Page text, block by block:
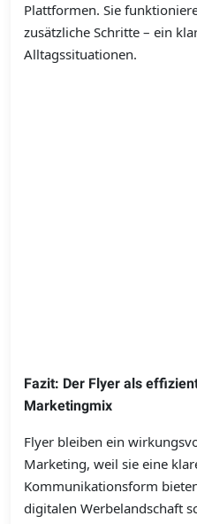
Plattformen. Sie
zusätzliche Schritte – ein
Alltagssituationen.
Fazit: Der Flyer als
Marketingmix
Flyer bleiben ein
Marketing, weil sie eine
Kommunikationsform
digitalen Werbelandschaft